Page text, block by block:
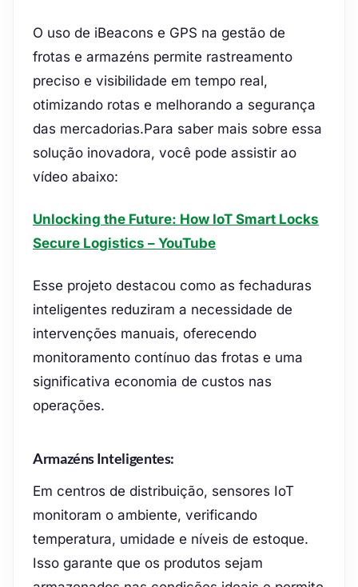
O uso de iBeacons e GPS na gestão de
frotas e armazéns permite rastreamento
preciso e visibilidade em tempo real,
otimizando rotas e melhorando a segurança
das mercadorias.Para saber mais sobre essa
solução inovadora, você pode assistir ao
vídeo abaixo:
Unlocking the Future: How IoT Smart Locks
Secure Logistics – YouTube
Esse projeto destacou como as fechaduras
inteligentes reduziram a necessidade de
intervenções manuais, oferecendo
monitoramento contínuo das frotas e uma
significativa economia de custos nas
operações.
Armazéns Inteligentes:
Em centros de distribuição, sensores IoT
monitoram o ambiente, verificando
temperatura, umidade e níveis de estoque.
Isso garante que os produtos sejam